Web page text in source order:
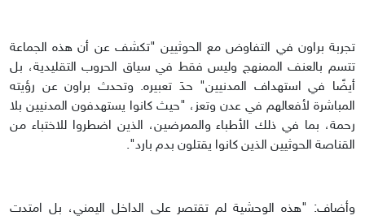
تجربة براون في التفاوض مع الحوثيين "تكشف عن أن هذه الجماعة
تتسم بالعنف الممنهج وليس فقط في سياق الحروب التقليدية، بل
أيضًا في استهداف المدنيين" حدَ تعبيره. وتحدث براون عن رؤيته
المباشرة لأفعالهم في عدن وتعز، "حيث كانوا يستهدفون المدنيين بلا
رحمة، بما في ذلك الأطباء والممرضين، الذين اضطروا للاختباء من
القناصة الحوثيين الذين كانوا يقتلون بدم بارد".
وأضاف: "هذه الوحشية لم تقتصر على الداخل اليمني، بل امتدت